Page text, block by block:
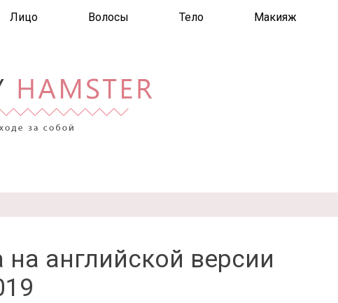
Лицо Волосы Тело Макияж
английской версии